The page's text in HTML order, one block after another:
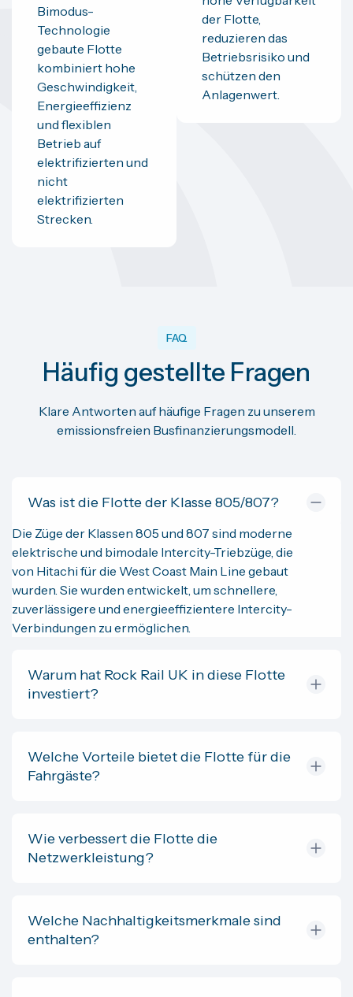
Bimodus-
Technologie
gebaute Flotte
kombiniert hohe
Geschwindigkeit,
Energieeffizienz
und flexiblen
Betrieb auf
elektrifizierten und
nicht
elektrifizierten
Strecken.
der Flotte,
reduzieren das
Betriebsrisiko und
schützen den
Anlagenwert.
FAQ
Häufig gestellte Fragen
Klare Antworten auf häufige Fragen zu unserem
emissionsfreien Busfinanzierungsmodell.
Was ist die Flotte der Klasse 805/807?
Die Züge der Klassen 805 und 807 sind moderne
elektrische und bimodale Intercity-Triebzüge, die
von Hitachi für die West Coast Main Line gebaut
wurden. Sie wurden entwickelt, um schnellere,
zuverlässigere und energieeffizientere Intercity-
Verbindungen zu ermöglichen.
Warum hat Rock Rail UK in diese Flotte
investiert?
Welche Vorteile bietet die Flotte für die
Fahrgäste?
Wie verbessert die Flotte die
Netzwerkleistung?
Welche Nachhaltigkeitsmerkmale sind
enthalten?